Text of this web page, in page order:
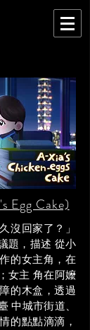
Egg Cake)
沒回家了？」
題，描述 從小
的女主角，在
女主 角在阿嬤
的木盒，透過
中城市街道、
的點點滴滴，